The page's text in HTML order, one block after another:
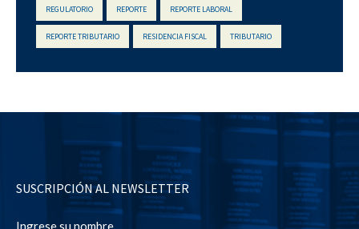
REGULATORIO REPORTE REPORTE LABORAL
REPORTE TRIBUTARIO RESIDENCIA FISCAL TRIBUTARIO
SUSCRIPCIÓN AL NEWSLETTER